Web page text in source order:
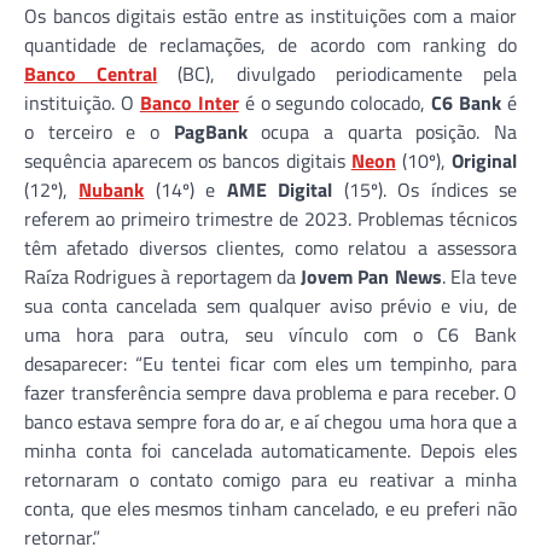
Os bancos digitais estão entre as instituições com a maior
quantidade de reclamações, de acordo com ranking do
Banco Central (BC), divulgado periodicamente pela
instituição. O Banco Interé o segundo colocado,C6 Bank é
o terceiro e o PagBankocupa a quarta posição. Na
sequência aparecem os bancos digitais Neon (10º),Original
(12º), Nubank (14º) e AME Digital (15º). Os índices se
referem ao primeiro trimestre de 2023. Problemas técnicos
têm afetado diversos clientes, como relatou a assessora
Raíza Rodrigues à reportagem daJovem Pan News. Ela teve
sua conta cancelada sem qualquer aviso prévio e viu, de
uma hora para outra, seu vínculo com o C6 Bank
desaparecer: “Eu tentei ficar com eles um tempinho, para
fazer transferência sempre dava problema e para receber. O
banco estava sempre fora do ar, e aí chegou uma hora que a
minha conta foi cancelada automaticamente. Depois eles
retornaram o contato comigo para eu reativar a minha
conta, que eles mesmos tinham cancelado, e eu preferi não
retornar.”